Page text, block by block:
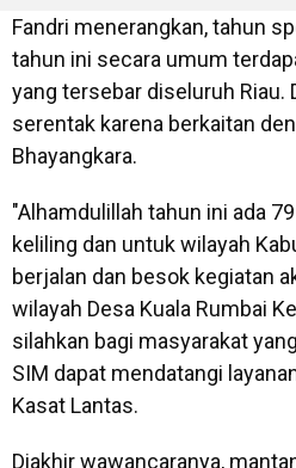
Fandri menerangkan, tahun
tahun ini secara umum
yang tersebar diseluruh Riau.
serentak karena berkaitan
Bhayangkara.
"Alhamdulillah tahun ini ada
keliling dan untuk wilayah
berjalan dan besok kegiatan
wilayah Desa Kuala Rumbai
silahkan bagi masyarakat
SIM dapat mendatangi
Kasat Lantas.
Diakhir wawancaranya,